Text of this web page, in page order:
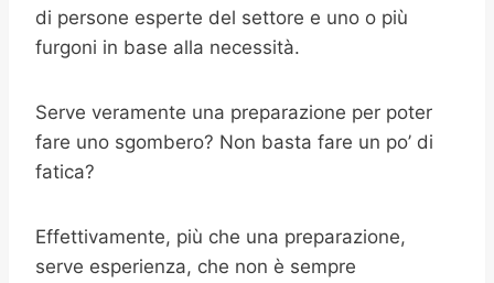
di persone esperte del settore e uno o più
furgoni in base alla necessità.
Serve veramente una preparazione per poter
fare uno sgombero? Non basta fare un po’ di
fatica?
Effettivamente, più che una preparazione,
serve esperienza, che non è sempre